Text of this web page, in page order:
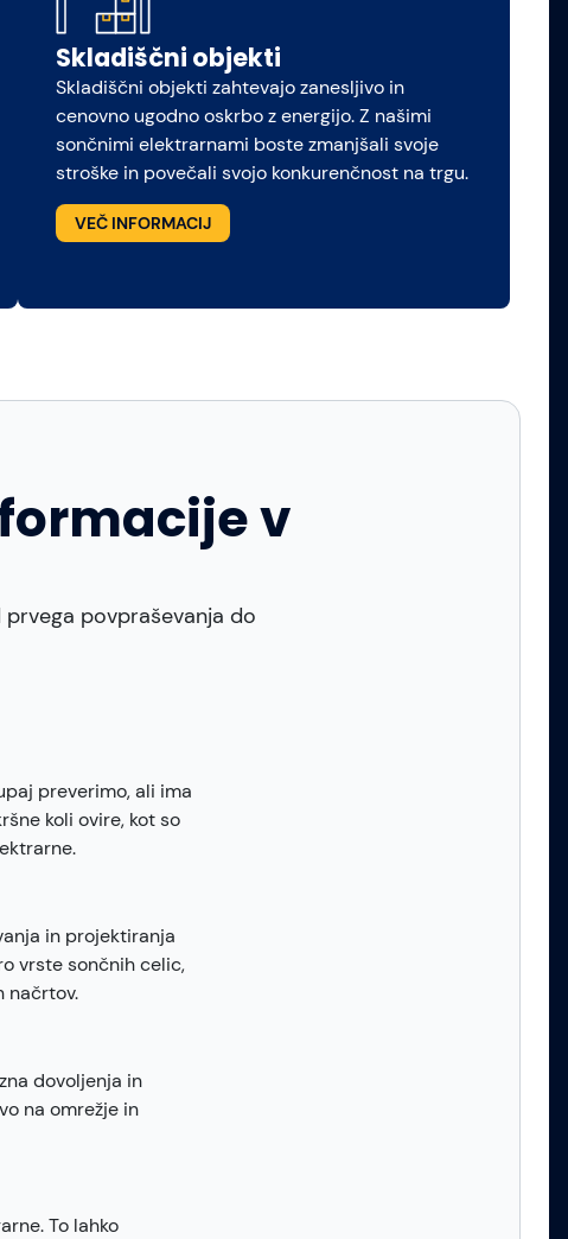
Skladiščni objekti
Skladiščni objekti zahtevajo zanesljivo in
cenovno ugodno oskrbo z energijo. Z našimi
sončnimi elektrarnami boste zmanjšali svoje
stroške in povečali svojo konkurenčnost na trgu.​
VEČ INFORMACIJ
v
povpraševanja do
preverimo, ali ima
koli ovire, kot so
in projektiranja
vrste sončnih celic,
načrtov.
dovoljenja in
na omrežje in
To lahko